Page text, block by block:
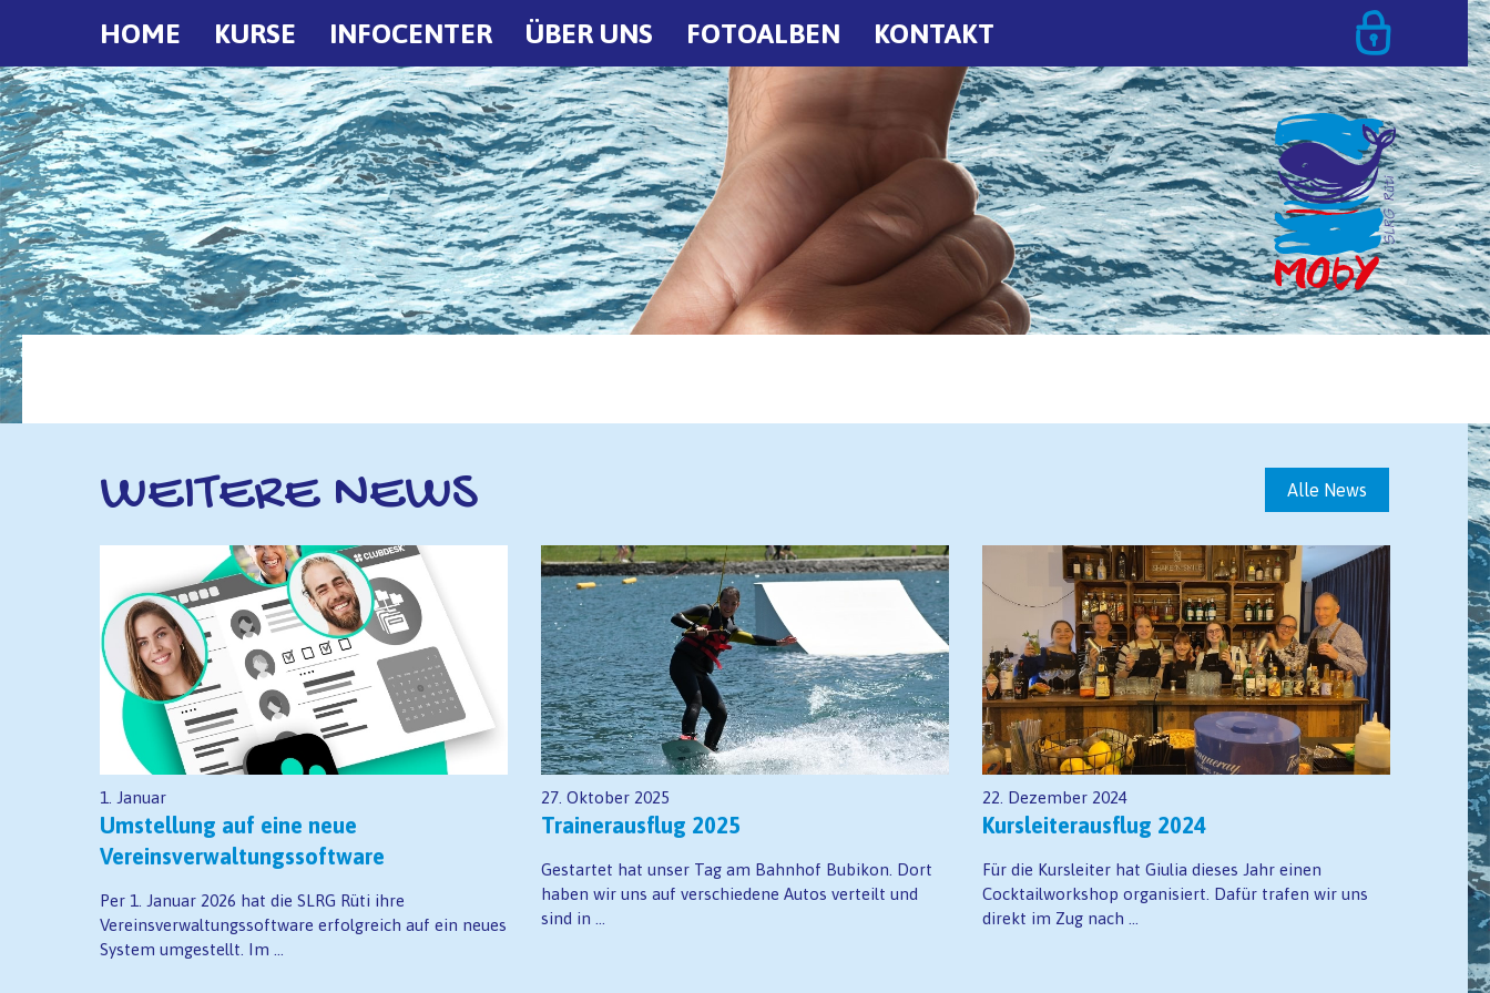
HOME KURSE INFOCENTER ÜBER UNS FOTOALBEN KONTAKT
WEITERE NEWS Alle News
1. Januar
Umstellung auf eine neue
Vereinsverwaltungssoftware
Per 1. Januar 2026 hat die SLRG Rüti ihre
Vereinsverwaltungssoftware erfolgreich auf ein neues
System umgestellt. Im ...
27. Oktober 2025
Trainerausflug 2025
Gestartet hat unser Tag am Bahnhof Bubikon. Dort
haben wir uns auf verschiedene Autos verteilt und
sind in ...
22. Dezember 2024
Kursleiterausflug 2024
Für die Kursleiter hat Giulia dieses Jahr einen
Cocktailworkshop organisiert. Dafür trafen wir uns
direkt im Zug nach ...